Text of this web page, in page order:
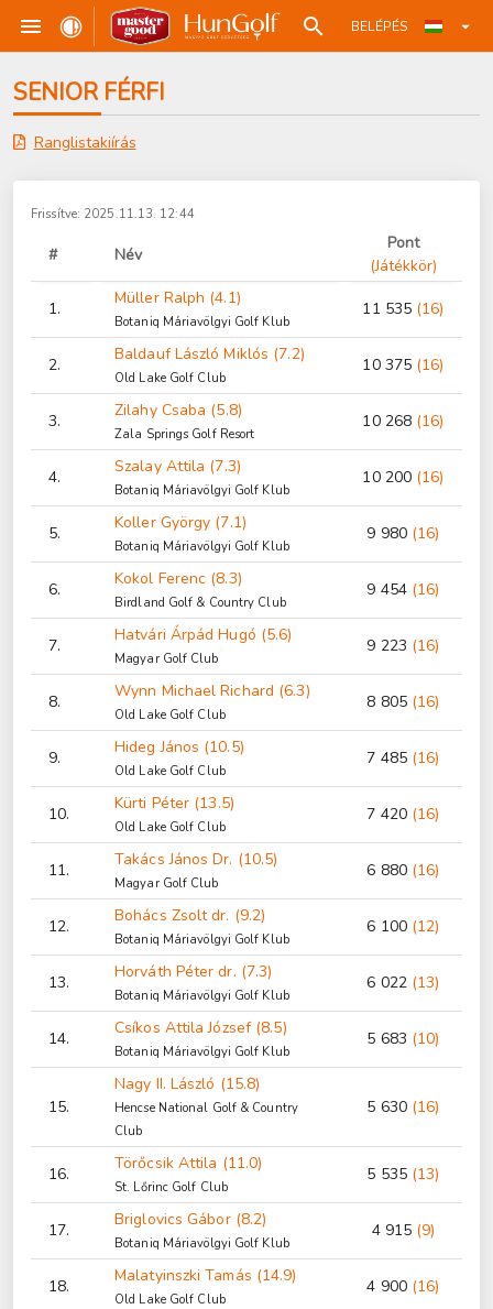
BELÉPÉS
SENIOR FÉRFI
Ranglistakiírás
Frissítve: 2025.11.13. 12:44
# Név
Pont
(Játékkör)
1.
Müller Ralph (4.1)
Botaniq Máriavölgyi Golf Klub
11 535 (16)
2.
Baldauf László Miklós (7.2)
Old Lake Golf Club
10 375 (16)
3.
Zilahy Csaba (5.8)
Zala Springs Golf Resort
10 268 (16)
4.
Szalay Attila (7.3)
Botaniq Máriavölgyi Golf Klub
10 200 (16)
5.
Koller György (7.1)
Botaniq Máriavölgyi Golf Klub
9 980 (16)
6.
Kokol Ferenc (8.3)
Birdland Golf & Country Club
9 454 (16)
7.
Hatvári Árpád Hugó (5.6)
Magyar Golf Club
9 223 (16)
8.
Wynn Michael Richard (6.3)
Old Lake Golf Club
8 805 (16)
9.
Hideg János (10.5)
Old Lake Golf Club
7 485 (16)
10.
Kürti Péter (13.5)
Old Lake Golf Club
7 420 (16)
11.
Takács János Dr. (10.5)
Magyar Golf Club
6 880 (16)
12.
Bohács Zsolt dr. (9.2)
Botaniq Máriavölgyi Golf Klub
6 100 (12)
13.
Horváth Péter dr. (7.3)
Botaniq Máriavölgyi Golf Klub
6 022 (13)
14.
Csíkos Attila József (8.5)
Botaniq Máriavölgyi Golf Klub
5 683 (10)
15.
Nagy II. László (15.8)
Hencse National Golf & Country
Club
5 630 (16)
16.
Törőcsik Attila (11.0)
St. Lőrinc Golf Club
5 535 (13)
17.
Briglovics Gábor (8.2)
Botaniq Máriavölgyi Golf Klub
4 915 (9)
18.
Malatyinszki Tamás (14.9)
Old Lake Golf Club
4 900 (16)